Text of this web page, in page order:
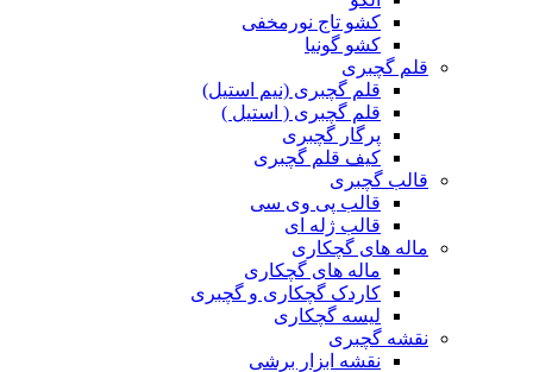
کشو تاج نورمخفی
کشو گونیا
قلم گچبری
قلم گچبری (نیم استیل)
قلم گچبری ( استیل )
پرگار گچبری
کیف قلم گچبری
قالب گچبری
قالب پی وی سی
قالب ژله ای
ماله های گچکاری
ماله های گچکاری
کاردک گچکاری و گچبری
لیسه گچکاری
نقشه گچبری
نقشه ابزار برشی